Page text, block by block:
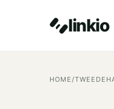
linkio
HOME/